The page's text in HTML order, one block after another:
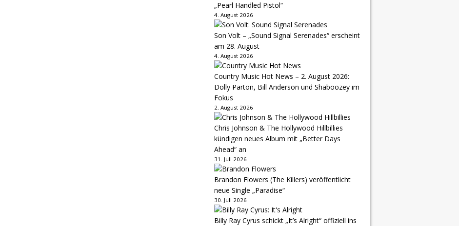
„Pearl Handled Pistol“
4. August 2026
Son Volt – „Sound Signal Serenades“ erscheint
am 28. August
4. August 2026
Country Music Hot News – 2. August 2026:
Dolly Parton, Bill Anderson und Shaboozey im
Fokus
2. August 2026
Chris Johnson & The Hollywood Hillbillies
kündigen neues Album mit „Better Days
Ahead“ an
31. Juli 2026
Brandon Flowers (The Killers) veröffentlicht
neue Single „Paradise“
30. Juli 2026
Billy Ray Cyrus schickt „It’s Alright“ offiziell ins